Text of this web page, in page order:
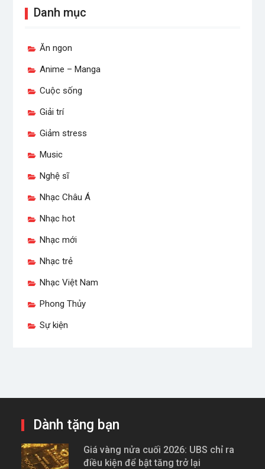
Danh mục
Ăn ngon
Anime – Manga
Cuộc sống
Giải trí
Giảm stress
Music
Nghệ sĩ
Nhạc Châu Á
Nhạc hot
Nhạc mới
Nhạc trẻ
Nhạc Việt Nam
Phong Thủy
Sự kiện
Dành tặng bạn
Giá vàng nửa cuối 2026: UBS chỉ ra
điều kiện để bật tăng trở lại